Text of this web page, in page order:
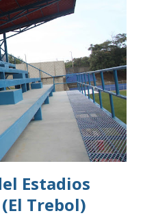
Estadios
Trebol)